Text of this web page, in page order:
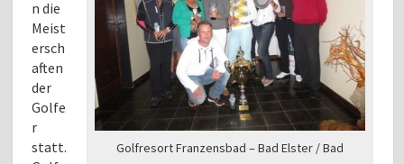
Golfresort Franzensbad – Bad Elster / Bad
n die
Meist
ersch
aften
der
Golfe
r
statt.